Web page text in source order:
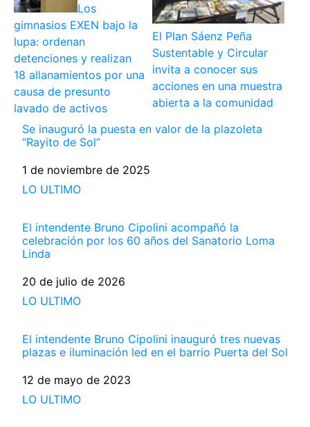
Los
gimnasios EXEN bajo la
lupa: ordenan
detenciones y realizan
18 allanamientos por una
causa de presunto
lavado de activos
El Plan Sáenz Peña
Sustentable y Circular
invita a conocer sus
acciones en una muestra
abierta a la comunidad
Se inauguró la puesta en valor de la plazoleta
“Rayito de Sol”
Fecha
1 de noviembre de 2025
Respecto a
LO ULTIMO
El intendente Bruno Cipolini acompañó la
celebración por los 60 años del Sanatorio Loma
Linda
Fecha
20 de julio de 2026
Respecto a
LO ULTIMO
El intendente Bruno Cipolini inauguró tres nuevas
plazas e iluminación led en el barrio Puerta del Sol
Fecha
12 de mayo de 2023
Respecto a
LO ULTIMO